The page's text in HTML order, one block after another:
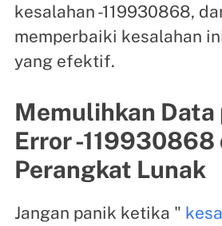
kesalahan -119930868,
memperbaiki kesalahan
yang efektif.
Memulihkan Data
Error -119930868
Perangkat Lunak
Jangan panik ketika "